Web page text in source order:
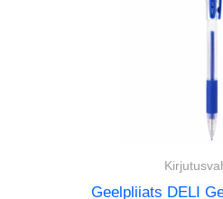
Geelpliiats DELI